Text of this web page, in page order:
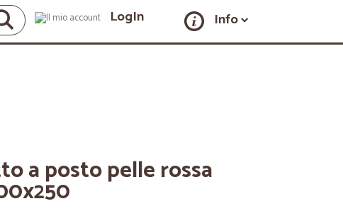
LogIn Info
a posto pelle rossa